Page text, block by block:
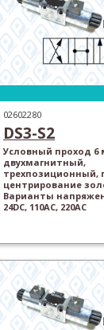
02602280
DS3-S2
Условный проход 6
двухмагнитный,
трехпозиционный,
центрирование
Варианты
24DC, 110AC, 220AC